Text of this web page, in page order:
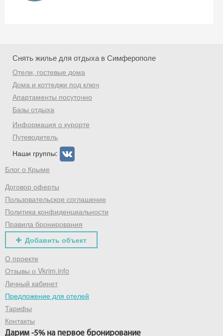
Снять жилье для отдыха в Симферополе
Отели, гостевые дома
Дома и коттеджи под ключ
Апартаменты посуточно
Базы отдыха
Информация о курорте
Путеводитель
Наши группы:
Блог о Крыме
Договор оферты
Пользовательское соглашение
Политика конфиденциальности
Правила бронирования
Добавить объект
О проекте
Отзывы о Vkrim.info
Личный кабинет
Предложение для отелей
Тарифы
Контакты
Дарим -5% на первое бронирование
Получить промокод